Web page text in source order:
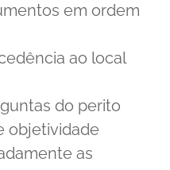
em ordem
ao local
do perito
objetividade
as